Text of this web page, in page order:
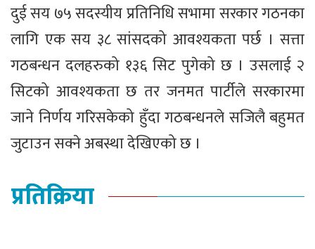
दुई सय ७५ सदस्यीय प्रतिनिधि सभामा सरकार गठनका
लागि एक सय ३८ सांसदको आवश्यकता पर्छ । सत्ता
गठबन्धन दलहरुको १३६ सिट पुगेको छ । उसलाई २
सिटको ‍आवश्यकता छ तर जनमत पार्टीले सरकारमा
जाने निर्णय गरिसकेको हुँदा गठबन्धनले सजिलै बहुमत
जुटाउन सक्ने अबस्था देखिएको छ ।
प्रतिक्रिया